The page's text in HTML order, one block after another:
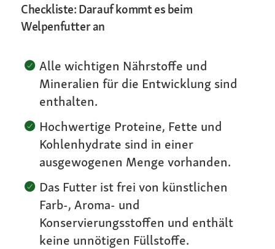
Checkliste: Darauf kommt es beim
Welpenfutter an
Alle wichtigen Nährstoffe und
Mineralien für die Entwicklung sind
enthalten.
Hochwertige Proteine, Fette und
Kohlenhydrate sind in einer
ausgewogenen Menge vorhanden.
Das Futter ist frei von künstlichen
Farb-, Aroma- und
Konservierungsstoffen und enthält
keine unnötigen Füllstoffe.